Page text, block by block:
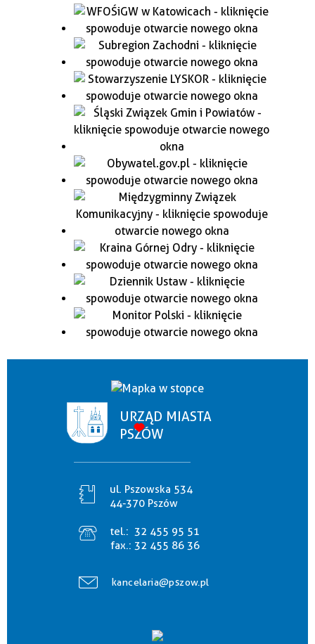
URZĄD MIASTA
PSZÓW
ul. Pszowska 534
44-370 Pszów
tel.: 32 455 95 51
fax.: 32 455 86 36
kancelaria@pszow.pl